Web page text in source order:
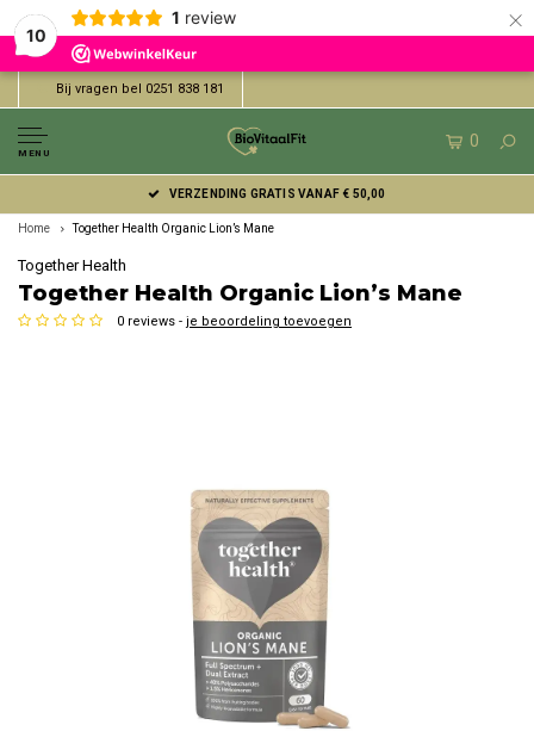
10
1 review ×
Bij vragen bel 0251 838 181
MENU
0
VERZENDING GRATIS VANAF € 50,00
Home Together Health Organic Lion’s Mane
Together Health
Together Health Organic Lion’s Mane
0 reviews - je beoordeling toevoegen